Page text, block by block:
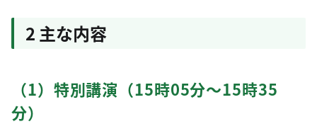
2 主な内容
（1）特別講演（15時05分～15時35
分）